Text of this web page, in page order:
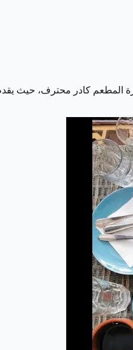
المطعم كادر محترف، حيث